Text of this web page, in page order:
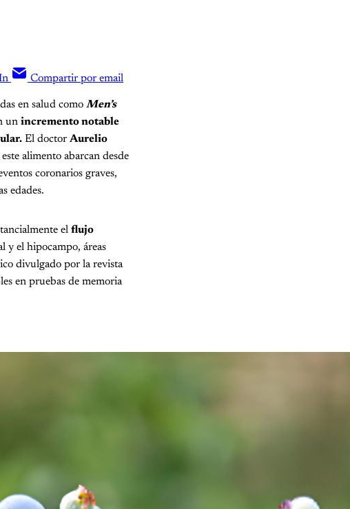
Compartir por email
en salud como Men’s
un incremento notable
El doctor Aurelio
alimento abarcan desde
coronarios graves,
edades.
el flujo
y el hipocampo, áreas
divulgado por la revista
en pruebas de memoria